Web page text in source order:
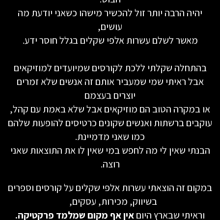
יהיה הרבה יותר זול להכשיר מישהו כשאני יודעת מה
עושים,
מאשר לשלם עשרות אלפי שקלים בגלל חוסר ידע.
בהתחלה שקלתי ללכת לקורסים שמיועדים למוזיקאים
אבל ראיתי שמי שמעביר אותם זה אנשים שלא זמרים
יוצרים בעצמם
או במקרה הטוב הם מוזיקאים אבל שלא באמת עם קהל,
עוקבים ברשתות ואנשים שקונים כרטיסים להופעות שלהם
כמו שאני מדמיינת.
הבנתי שאין לי מה לחפש במי שאין לו את התוצאות שאני
רוצה.
במקום זה הוצאתי עשרות אלפי שקלים על קורסים וספרים
בשיווק, מכירות, עסקים,
וראיתי שבארץ היוםאין אף מקום שמלמד פרקטיקה.